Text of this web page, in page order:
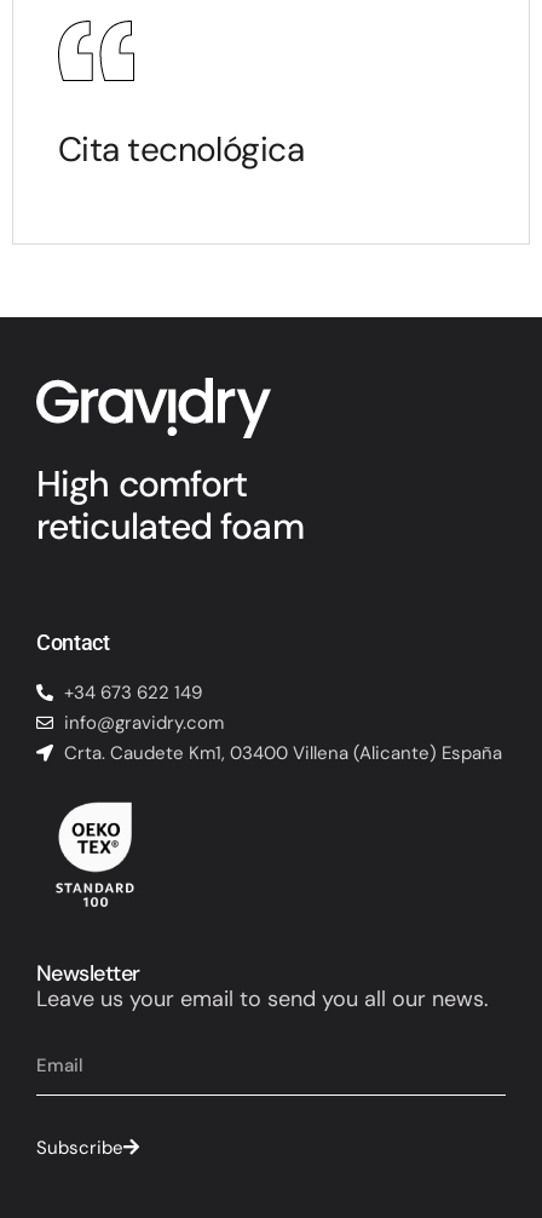
Cita tecnológica
High comfort
reticulated foam
Contact
+34 673 622 149
info@gravidry.com
Crta. Caudete Km1, 03400 Villena (Alicante) España
Newsletter
Leave us your email to send you all our news.
Subscribe